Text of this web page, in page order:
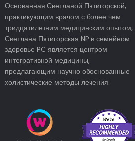
Основанная Светланой Пятигорской,
практикующим врачом с более чем
тридцатилетним медицинским опытом,
Светлана Пятигорская NP в семейном
здоровье PC является центром
интегративной медицины,
предлагающим научно обоснованные
холистические методы лечения.